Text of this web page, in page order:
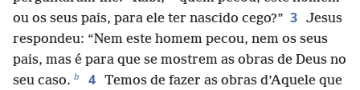
ou os seus pais, para ele ter nascido cego?” 3 Jesus
respondeu: “Nem este homem pecou, nem os seus
pais, mas é para que se mostrem as obras de Deus no
seu caso. b 4 Temos de fazer as obras d’Aquele que